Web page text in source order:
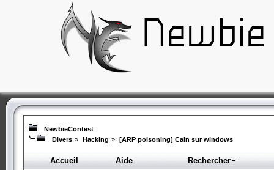
NewbieContest
Divers » Hacking » [ARP poisoning] Cain sur windows
Accueil Aide Rechercher